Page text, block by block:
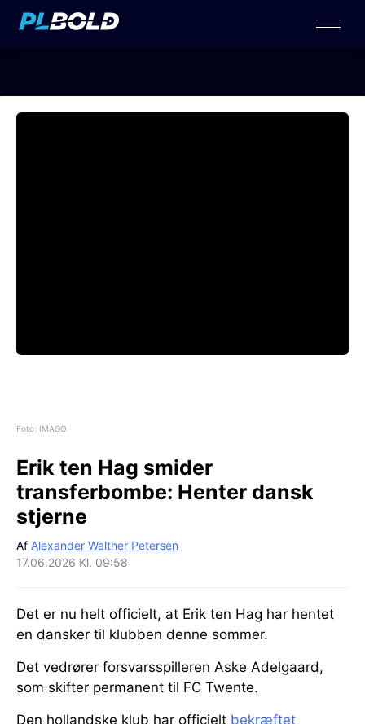
Foto: IMAGO
Erik ten Hag smider
transferbombe: Henter dansk
stjerne
Af Alexander Walther Petersen
17.06.2026 Kl. 09:58
Det er nu helt officielt, at Erik ten Hag har hentet
en dansker til klubben denne sommer.
Det vedrører forsvarsspilleren Aske Adelgaard,
som skifter permanent til FC Twente.
Den hollandske klub har officielt bekræftet